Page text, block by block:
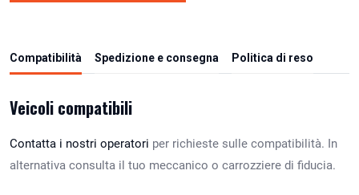
Compatibilità Spedizione e consegna Politica di reso
Veicoli compatibili
Contatta i nostri operatori per richieste sulle compatibilità. In
alternativa consulta il tuo meccanico o carrozziere di fiducia.